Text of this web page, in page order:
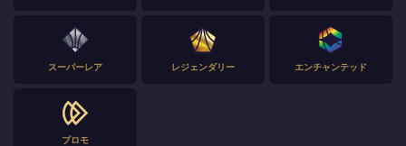
スーパーレア レジェンダリー エンチャンテッド
プロモ